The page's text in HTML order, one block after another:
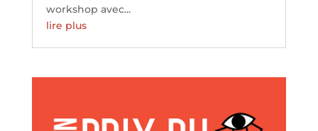
workshop avec...
lire plus